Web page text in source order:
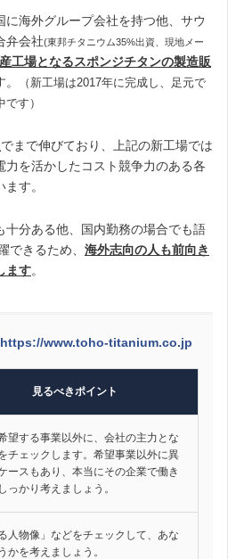
海外グループ会社を持つ他、サウ
弁会社(東邦チタニウム35%出資、現地メー
工場となるスポンジチタンの製造販
（新工場は2017年に完成し、足元で
す）
でまで伸びており、上記の新工場では
力を活かしたコスト競争力のある各
す。
十分ある他、国内勤務の場合でも語
できるため、 海外志向の人も前向き
ます。
https://www.toho-titanium.co.jp
見るべきポイント
望する事業以外に、会社の主力とな
チェックします。希望事業以外に異
ースもあり、本当にその企業で働き
っかり考えましょう。
る人物像」などをチェックして、あな
かを考えましょう。